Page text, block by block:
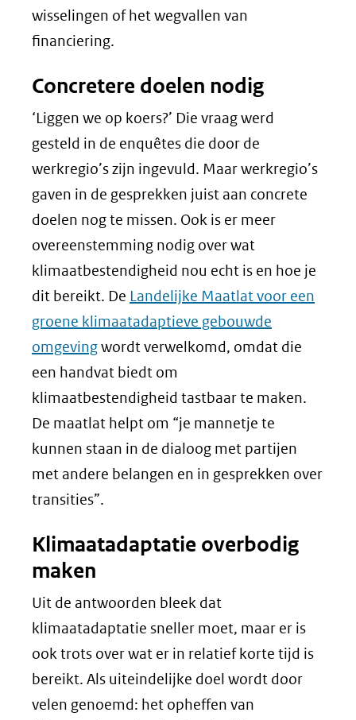
wisselingen of het wegvallen van
financiering.
Concretere doelen nodig
‘Liggen we op koers?’ Die vraag werd
gesteld in de enquêtes die door de
werkregio’s zijn ingevuld. Maar werkregio’s
gaven in de gesprekken juist aan concrete
doelen nog te missen. Ook is er meer
overeenstemming nodig over wat
klimaatbestendigheid nou echt is en hoe je
dit bereikt. De Landelijke Maatlat voor een
groene klimaatadaptieve gebouwde
omgevingwordt verwelkomd, omdat die
een handvat biedt om
klimaatbestendigheid tastbaar te maken.
De maatlat helpt om “je mannetje te
kunnen staan in de dialoog met partijen
met andere belangen en in gesprekken over
transities”.
Klimaatadaptatie overbodig
maken
Uit de antwoorden bleek dat
klimaatadaptatie sneller moet, maar er is
ook trots over wat er in relatief korte tijd is
bereikt. Als uiteindelijke doel wordt door
velen genoemd: het opheffen van